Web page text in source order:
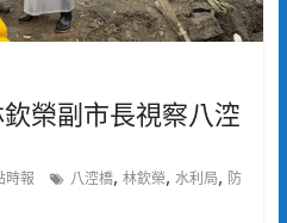
榮副市長視察八涳
時報 八涳橋, 林欽榮, 水利局, 防